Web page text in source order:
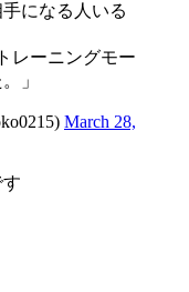
になる人いる
レーニングモー
」
March 28,